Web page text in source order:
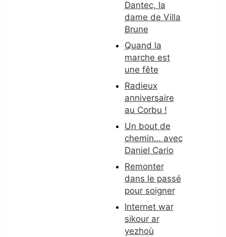
Dantec, la
dame de Villa
Brune
Quand la
marche est
une fête
Radieux
anniversaire
au Corbu !
Un bout de
chemin… avec
Daniel Cario
Remonter
dans le passé
pour soigner
Internet war
sikour ar
yezhoù